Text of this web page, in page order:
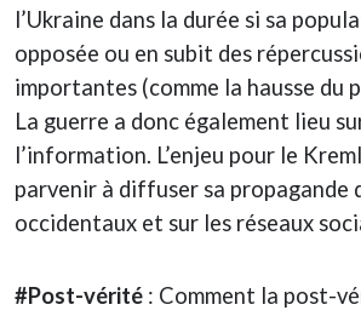
l’Ukraine dans la durée si sa
opposée ou en subit des
importantes (comme la hausse du
La guerre a donc également lieu
l’information. L’enjeu pour le
parvenir à diffuser sa propagande
occidentaux et sur les réseaux
#Post-vérité : Comment la post-